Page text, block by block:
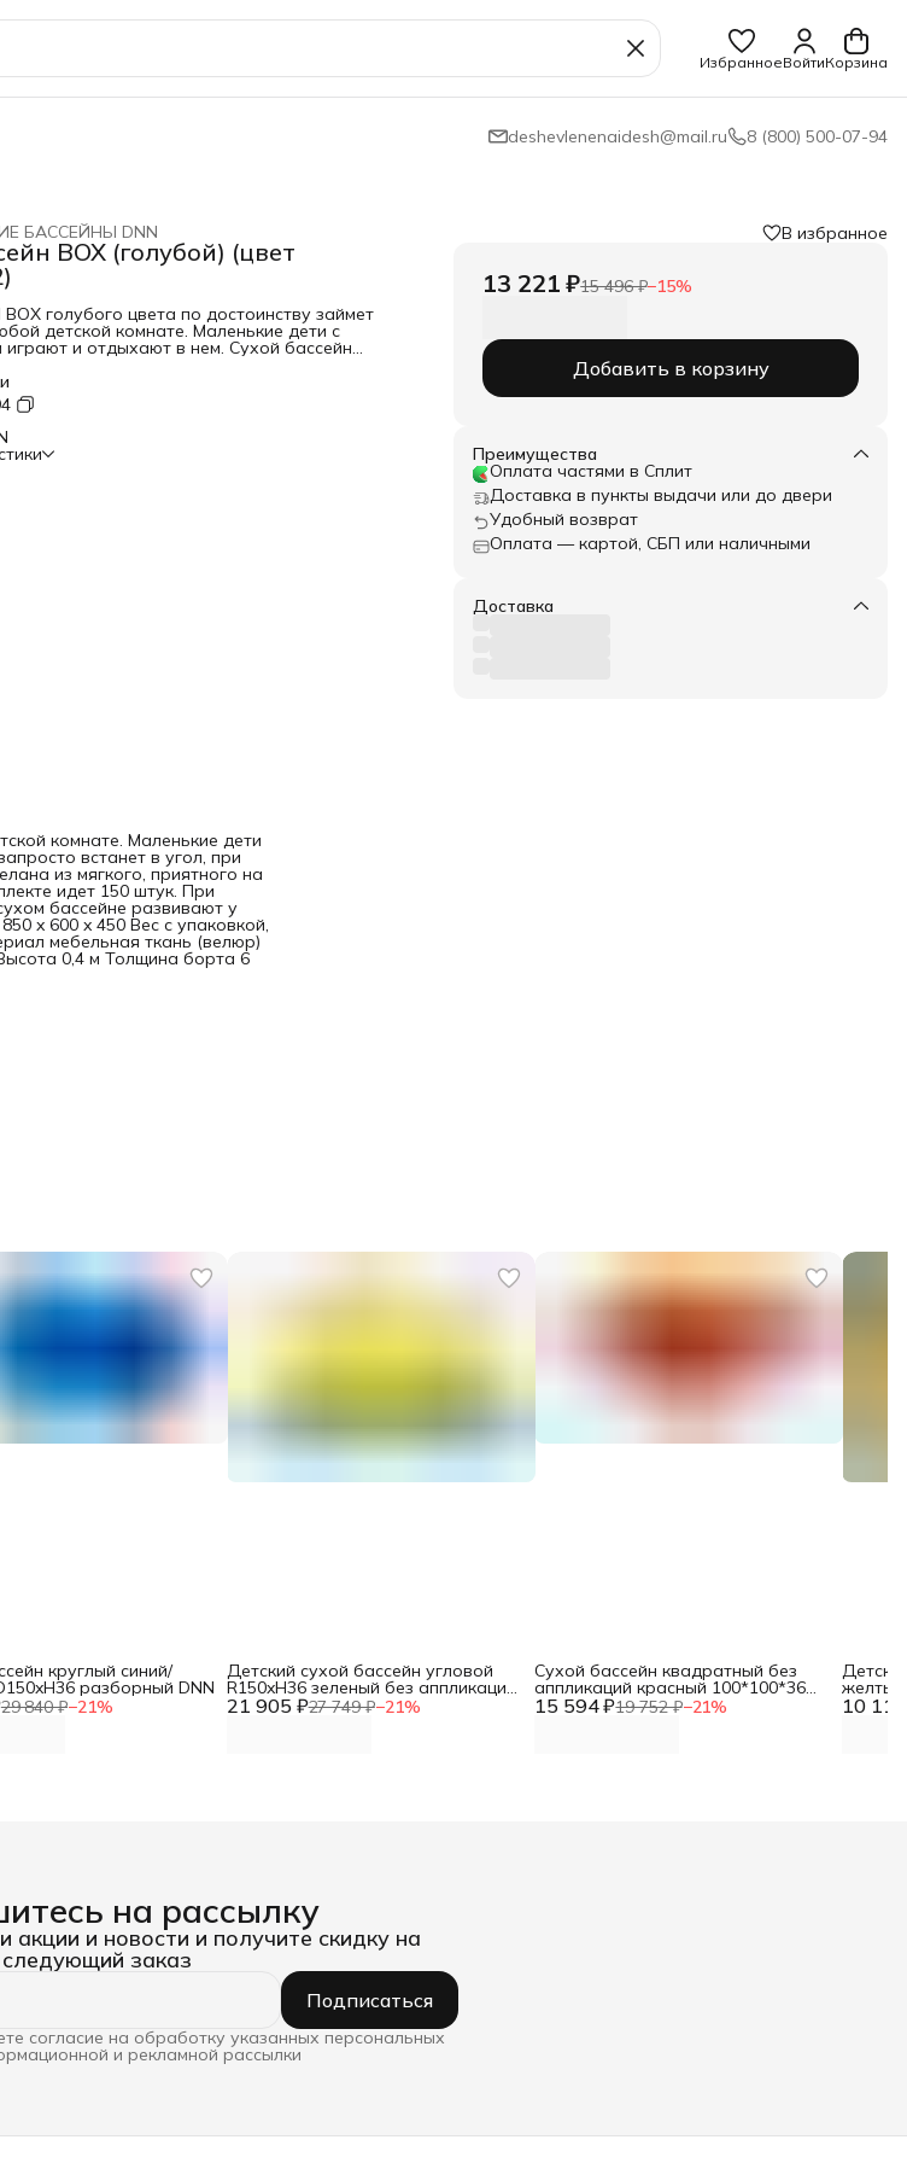
ИзбранноеВойтиКорзина
deshevlenenaidesh@mail.ru 8 (800) 500-07-94
БАССЕЙНЫ DNN
BOX (голубой) (цвет
голубого цвета по достоинству займет
детской комнате. Маленькие дети с
играют и отдыхают в нем. Сухой бассейн
запросто встанет в угол, при этом он
перенести в любое помещение. Оболочка
из мягкого, приятного на ощупь велюра.
выполнены из экологичного пластика, в
150 штук. При желании можно докупить
набор и порадовать малышей. Игры в сухом
у детей тактильные ощущения и
В избранное
13 221 ₽15 496 ₽−15%
Добавить в корзину
Преимущества
Оплата частями в Сплит
Доставка в пункты выдачи или до двери
Удобный возврат
Оплата — картой, СБП или наличными
Доставка
комнате. Маленькие дети
встанет в угол, при
из мягкого, приятного на
идет 150 штук. При
бассейне развивают у
x 600 x 450 Вес с упаковкой,
мебельная ткань (велюр)
0,4 м Толщина борта 6
29 840 ₽−21%
круглый синий/
разборный DNN
21 905 ₽27 749 ₽−21%
Детский сухой бассейн угловой
R150xH36 зеленый без аппликаций
DNN 15 594 ₽19 752 ₽−21%
Сухой бассейн квадратный без
аппликаций красный 100*100*36
DNN 10
желтый
см DNN
на рассылку
и новости и получите скидку на
следующий заказ
Подписаться
согласие на обработку указанных персональных
и рекламной рассылки